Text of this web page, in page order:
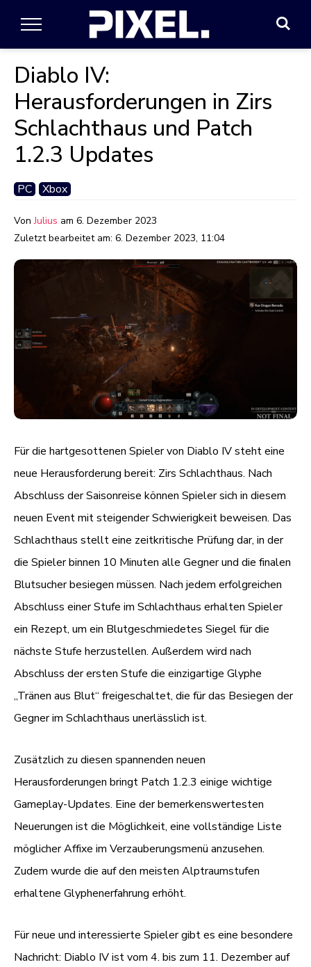
Diablo IV:
Herausforderungen in Zirs
Schlachthaus und Patch
1.2.3 Updates
PC Xbox
VonJulius am 6. Dezember 2023
Zuletzt bearbeitet am: 6. Dezember 2023, 11:04
Für die hartgesottenen Spieler von Diablo IV steht eine
neue Herausforderung bereit: Zirs Schlachthaus. Nach
Abschluss der Saisonreise können Spieler sich in diesem
neuen Event mit steigender Schwierigkeit beweisen. Das
Schlachthaus stellt eine zeitkritische Prüfung dar, in der
die Spieler binnen 10 Minuten alle Gegner und die finalen
Blutsucher besiegen müssen. Nach jedem erfolgreichen
Abschluss einer Stufe im Schlachthaus erhalten Spieler
ein Rezept, um ein Blutgeschmiedetes Siegel für die
nächste Stufe herzustellen. Außerdem wird nach
Abschluss der ersten Stufe die einzigartige Glyphe
„Tränen aus Blut“ freigeschaltet, die für das Besiegen der
Gegner im Schlachthaus unerlässlich ist.
Zusätzlich zu diesen spannenden neuen
Herausforderungen bringt Patch 1.2.3 einige wichtige
Gameplay-Updates. Eine der bemerkenswertesten
Neuerungen ist die Möglichkeit, eine vollständige Liste
möglicher Affixe im Verzauberungsmenü anzusehen.
Zudem wurde die auf den meisten Alptraumstufen
erhaltene Glyphenerfahrung erhöht.
Für neue und interessierte Spieler gibt es eine besondere
Nachricht: Diablo IV ist vom 4. bis zum 11. Dezember auf